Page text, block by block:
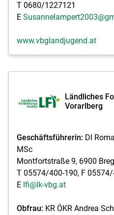
T 0680/1227121
E
www.vbglandjugend.at
Ländliches
Vorarlberg
Geschäftsführerin:DI
MSc
Montfortstraße 9, 6900
T 05574/400-190, F
E lfi@lk-vbg.at
Obfrau:KR ÖKR Andrea